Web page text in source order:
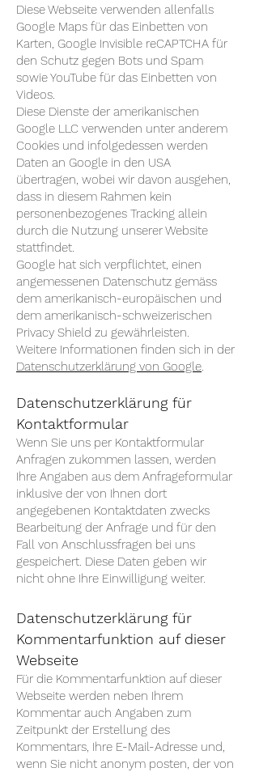
Diese Webseite verwenden allenfalls
Google Maps für das Einbetten von
Karten, Google Invisible reCAPTCHA für
den Schutz gegen Bots und Spam
sowie YouTube für das Einbetten von
Videos.
Diese Dienste der amerikanischen
Google LLC verwenden unter anderem
Cookies und infolgedessen werden
Daten an Google in den USA
übertragen, wobei wir davon ausgehen,
dass in diesem Rahmen kein
personenbezogenes Tracking allein
durch die Nutzung unserer Website
stattfindet.
Google hat sich verpflichtet, einen
angemessenen Datenschutz gemäss
dem amerikanisch-europäischen und
dem amerikanisch-schweizerischen
Privacy Shield zu gewährleisten.
Weitere Informationen finden sich in der
Datenschutzerklärung von Google.
Datenschutzerklärung für
Kontaktformular
Wenn Sie uns per Kontaktformular
Anfragen zukommen lassen, werden
Ihre Angaben aus dem Anfrageformular
inklusive der von Ihnen dort
angegebenen Kontaktdaten zwecks
Bearbeitung der Anfrage und für den
Fall von Anschlussfragen bei uns
gespeichert. Diese Daten geben wir
nicht ohne Ihre Einwilligung weiter.
Datenschutzerklärung für
Kommentarfunktion auf dieser
Webseite
Für die Kommentarfunktion auf dieser
Webseite werden neben Ihrem
Kommentar auch Angaben zum
Zeitpunkt der Erstellung des
Kommentars, Ihre E-Mail-Adresse und,
wenn Sie nicht anonym posten, der von